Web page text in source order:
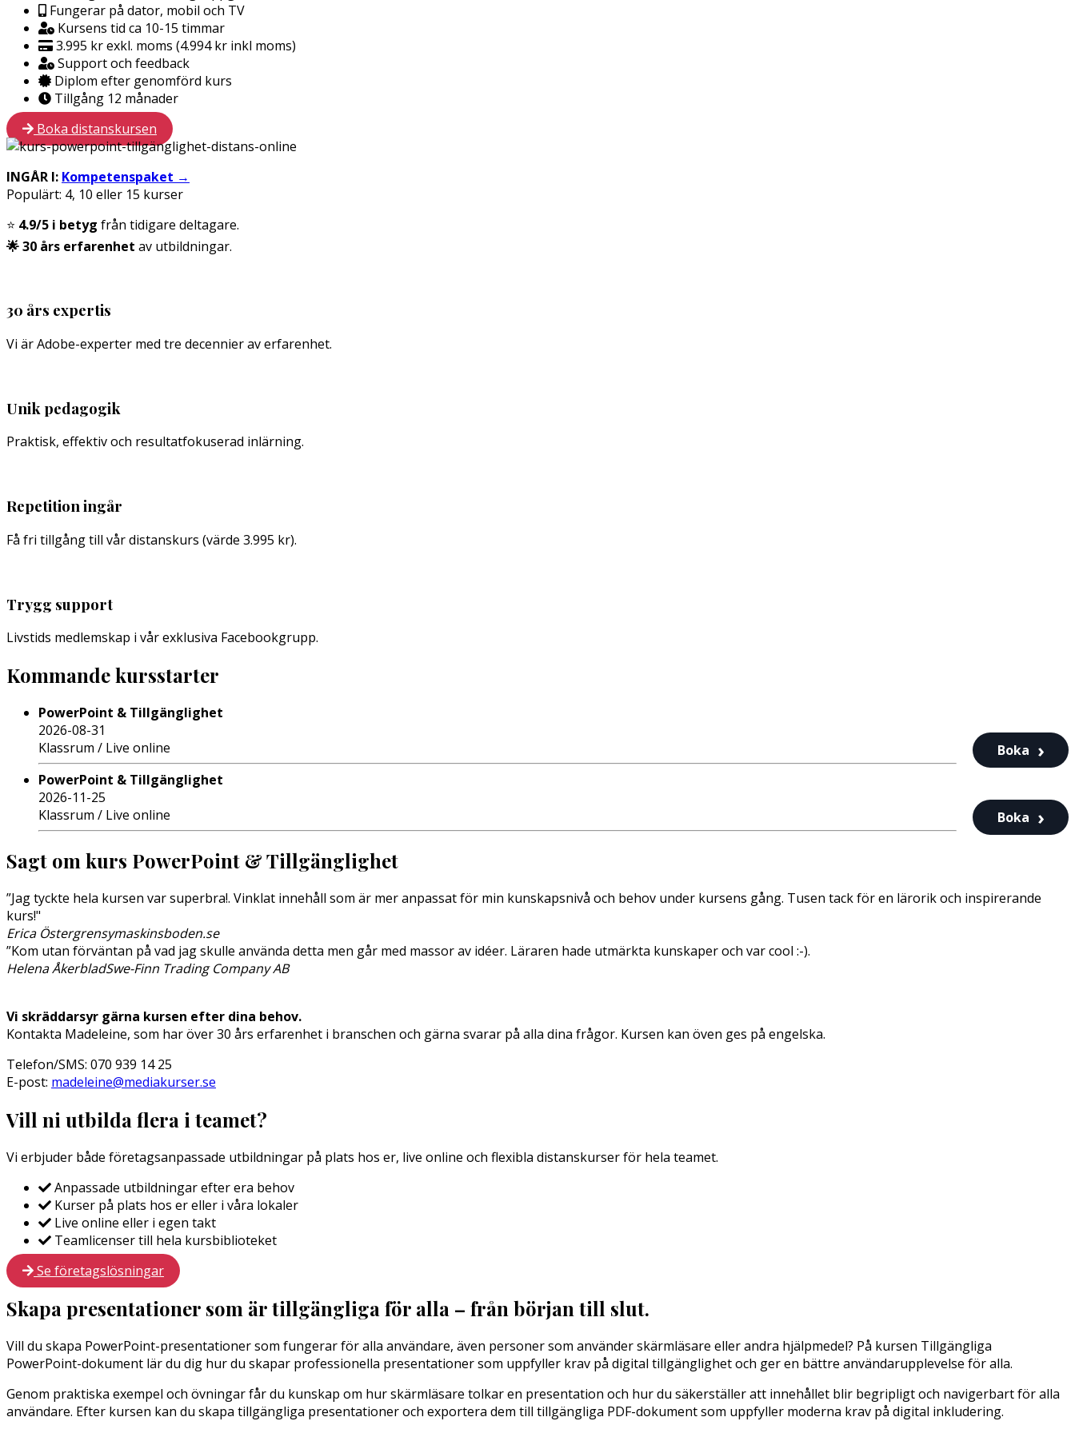
Fungerar på dator, mobil och TV
Kursens tid ca 10-15 timmar
3.995 kr exkl. moms (4.994 kr inkl moms)
Support och feedback
Diplom efter genomförd kurs
Tillgång 12 månader
Boka distanskursen
INGÅR I: Kompetenspaket →
Populärt: 4, 10 eller 15 kurser
⭐ 4.9/5 i betyg från tidigare deltagare.
🌟 30 års erfarenhet av utbildningar.
30 års expertis
Vi är Adobe-experter med tre decennier av erfarenhet.
Unik pedagogik
Praktisk, effektiv och resultatfokuserad inlärning.
Repetition ingår
Få fri tillgång till vår distanskurs (värde 3.995 kr).
Trygg support
Livstids medlemskap i vår exklusiva Facebookgrupp.
Kommande kursstarter
PowerPoint & Tillgänglighet
2026-08-31
Klassrum / Live online
Boka
PowerPoint & Tillgänglighet
2026-11-25
Klassrum / Live online
Boka
Sagt om kurs PowerPoint & Tillgänglighet
”Jag tyckte hela kursen var superbra!. Vinklat innehåll som är mer anpassat för min kunskapsnivå och behov under kursens gång. Tusen tack för en lärorik och inspirerande
kurs!"
Erica Östergrensymaskinsboden.se
”Kom utan förväntan på vad jag skulle använda detta men går med massor av idéer. Läraren hade utmärkta kunskaper och var cool :-).
Helena ÅkerbladSwe-Finn Trading Company AB
Vi skräddarsyr gärna kursen efter dina behov.
Kontakta Madeleine, som har över 30 års erfarenhet i branschen och gärna svarar på alla dina frågor. Kursen kan öven ges på engelska.
Telefon/SMS: 070 939 14 25
E-post: madeleine@mediakurser.se
Vill ni utbilda flera i teamet?
Vi erbjuder både företagsanpassade utbildningar på plats hos er, live online och flexibla distanskurser för hela teamet.
Anpassade utbildningar efter era behov
Kurser på plats hos er eller i våra lokaler
Live online eller i egen takt
Teamlicenser till hela kursbiblioteket
Se företagslösningar
Skapa presentationer som är tillgängliga för alla – från början till slut.
Vill du skapa PowerPoint-presentationer som fungerar för alla användare, även personer som använder skärmläsare eller andra hjälpmedel? På kursen Tillgängliga
PowerPoint-dokument lär du dig hur du skapar professionella presentationer som uppfyller krav på digital tillgänglighet och ger en bättre användarupplevelse för alla.
Genom praktiska exempel och övningar får du kunskap om hur skärmläsare tolkar en presentation och hur du säkerställer att innehållet blir begripligt och navigerbart för alla
användare. Efter kursen kan du skapa tillgängliga presentationer och exportera dem till tillgängliga PDF-dokument som uppfyller moderna krav på digital inkludering.